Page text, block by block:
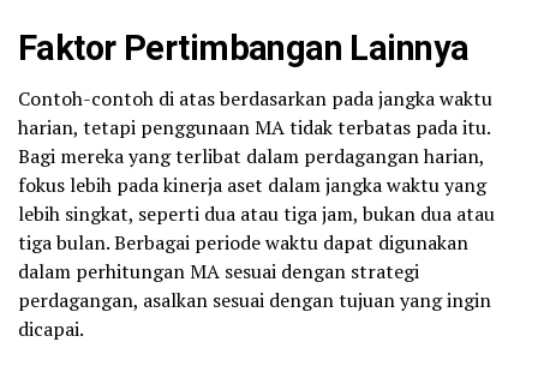
Faktor Pertimbangan Lainnya
Contoh-contoh di atas berdasarkan pada jangka waktu
harian, tetapi penggunaan MA tidak terbatas pada itu.
Bagi mereka yang terlibat dalam perdagangan harian,
fokus lebih pada kinerja aset dalam jangka waktu yang
lebih singkat, seperti dua atau tiga jam, bukan dua atau
tiga bulan. Berbagai periode waktu dapat digunakan
dalam perhitungan MA sesuai dengan strategi
perdagangan, asalkan sesuai dengan tujuan yang ingin
dicapai.